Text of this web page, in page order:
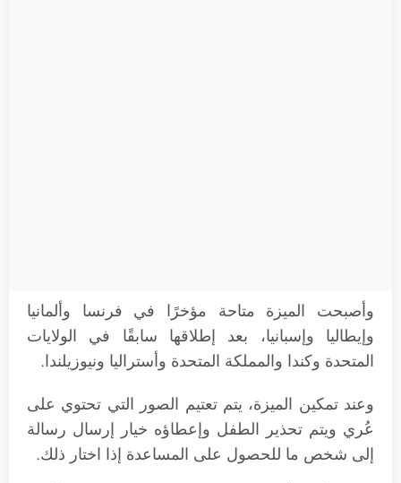
وأصبحت الميزة متاحة مؤخرًا في فرنسا وألمانيا
وإيطاليا وإسبانيا، بعد إطلاقها سابقًا في الولايات
المتحدة وكندا والمملكة المتحدة وأستراليا ونيوزيلندا.
وعند تمكين الميزة، يتم تعتيم الصور التي تحتوي على
عُري ويتم تحذير الطفل وإعطاؤه خيار إرسال رسالة
إلى شخص ما للحصول على المساعدة إذا اختار ذلك.